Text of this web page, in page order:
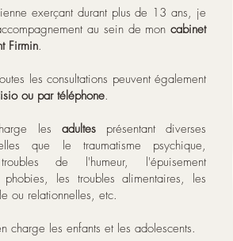
exerçant durant plus de 13 ans, je
au sein de mon cabinet
Firmin.
les consultations peuvent également
ou par téléphone.
les adultesprésentant diverses
que le traumatisme psychique,
de l'humeur, l'épuisement
phobies, les troubles alimentaires, les
ou relationnelles, etc.
charge les enfants et les adolescents.